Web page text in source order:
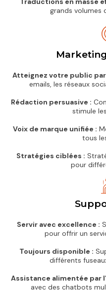
grands volumes
Atteignez votre public
emails, les réseaux
Rédaction persuasive :
stimule
Voix de marque unifiée :
tous
Stratégies ciblées :
pour
Servir avec excellence :
pour offrir un
Toujours disponible :
différents
Assistance alimentée par
avec des chatbots